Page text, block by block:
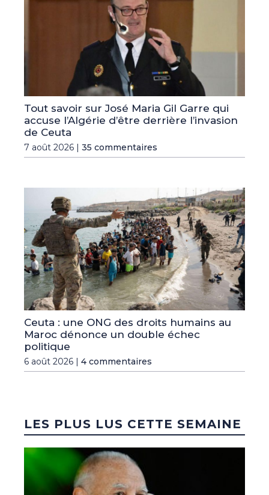
Tout savoir sur José Maria Gil Garre qui
accuse l’Algérie d’être derrière l’invasion
de Ceuta
7 août 2026 | 35 commentaires
Ceuta : une ONG des droits humains au
Maroc dénonce un double échec
politique
6 août 2026 | 4 commentaires
LES PLUS LUS CETTE SEMAINE